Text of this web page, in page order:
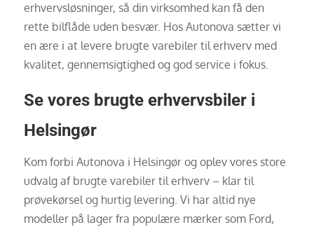
erhvervsløsninger, så din virksomhed kan få den
rette bilflåde uden besvær. Hos Autonova sætter vi
en ære i at levere brugte varebiler til erhverv med
kvalitet, gennemsigtighed og god service i fokus.
Se vores brugte erhvervsbiler i
Helsingør
Kom forbi Autonova i Helsingør og oplev vores store
udvalg af brugte varebiler til erhverv – klar til
prøvekørsel og hurtig levering. Vi har altid nye
modeller på lager fra populære mærker som Ford,